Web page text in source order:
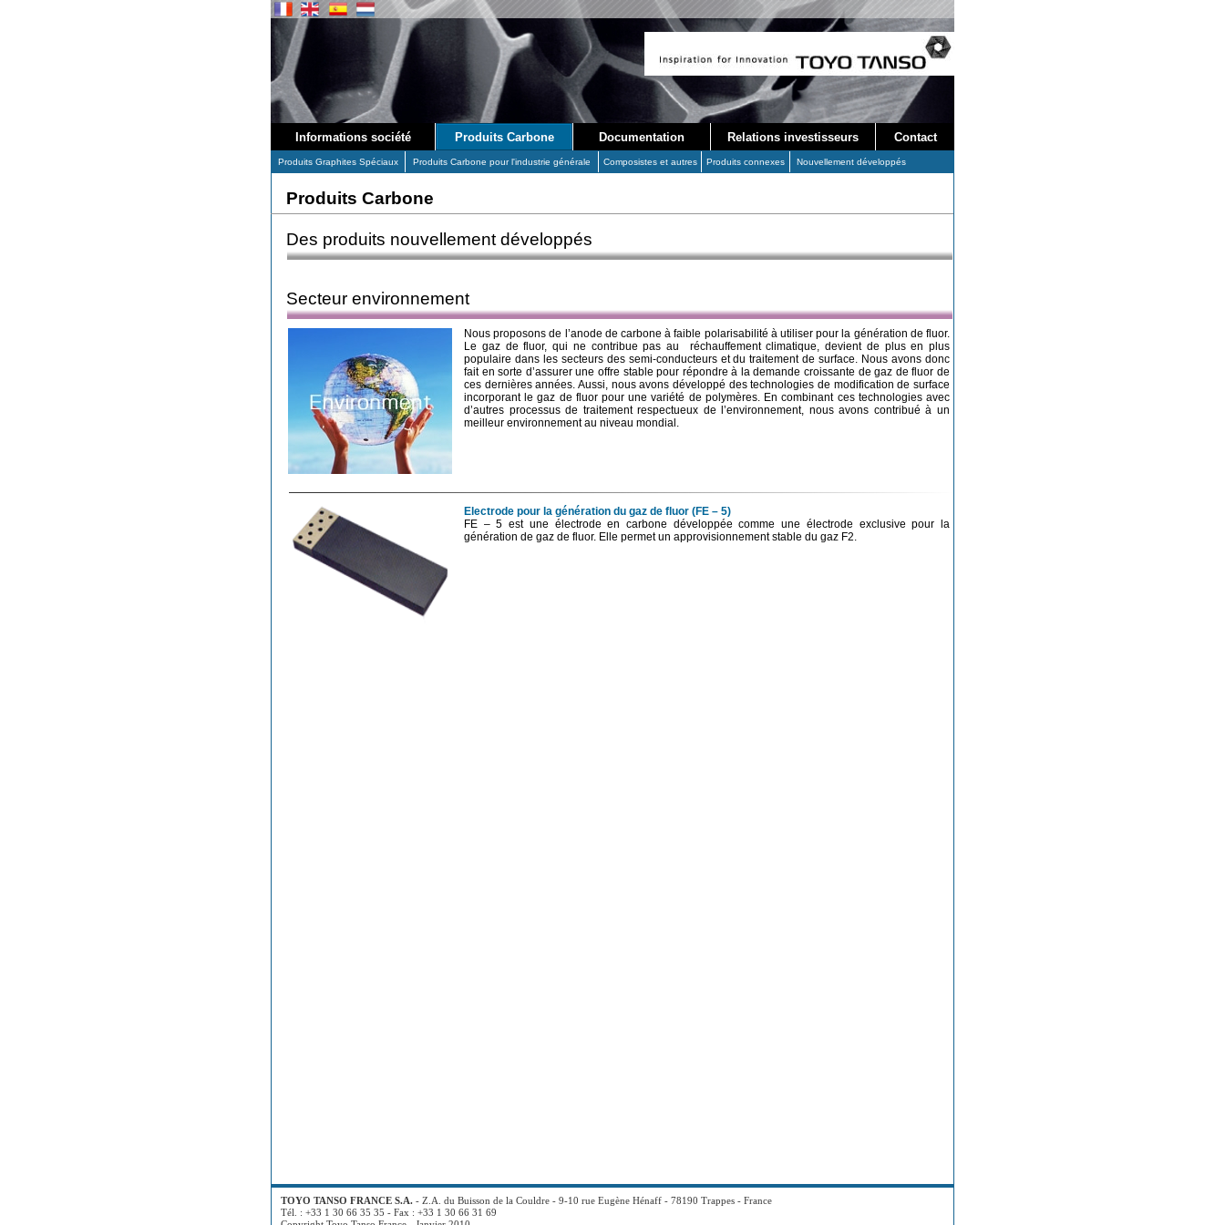
Nous proposons de l’anode de carbone à faible polarisabilité à utiliser pour la génération de fluor.
Le gaz de fluor, qui ne contribue pas au réchauffement climatique, devient de plus en plus
populaire dans les secteurs des semi-conducteurs et du traitement de surface. Nous avons donc
fait en sorte d’assurer une offre stable pour répondre à la demande croissante de gaz de fluor de
ces dernières années. Aussi, nous avons développé des technologies de modification de surface
incorporant le gaz de fluor pour une variété de polymères. En combinant ces technologies avec
d’autres processus de traitement respectueux de l’environnement, nous avons contribué à un
meilleur environnement au niveau mondial.
Secteur environnement
Electrode pour la génération du gaz de fluor (FE – 5)
FE – 5 est une électrode en carbone développée comme une électrode exclusive pour la
génération de gaz de fluor. Elle permet un approvisionnement stable du gaz F2.
Des produits nouvellement développés
Documentation Contact
Relations investisseurs
Produits Carbone
Informations société
Produits Graphites Spéciaux Produits Carbone pour l'industrie générale Composistes et autres Produits connexes Nouvellement développés
Produits Carbone
TOYO TANSO FRANCE S.A. - Z.A. du Buisson de la Couldre - 9-10 rue Eugène Hénaff - 78190 Trappes - France
Tél. : +33 1 30 66 35 35 - Fax : +33 1 30 66 31 69